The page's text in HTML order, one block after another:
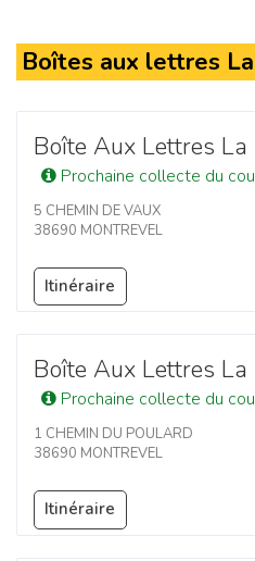
Boîtes aux lettres
Boîte Aux Lettres La
Prochaine collecte du
5 CHEMIN DE VAUX
38690 MONTREVEL
Itinéraire
Boîte Aux Lettres La
Prochaine collecte du
1 CHEMIN DU POULARD
38690 MONTREVEL
Itinéraire